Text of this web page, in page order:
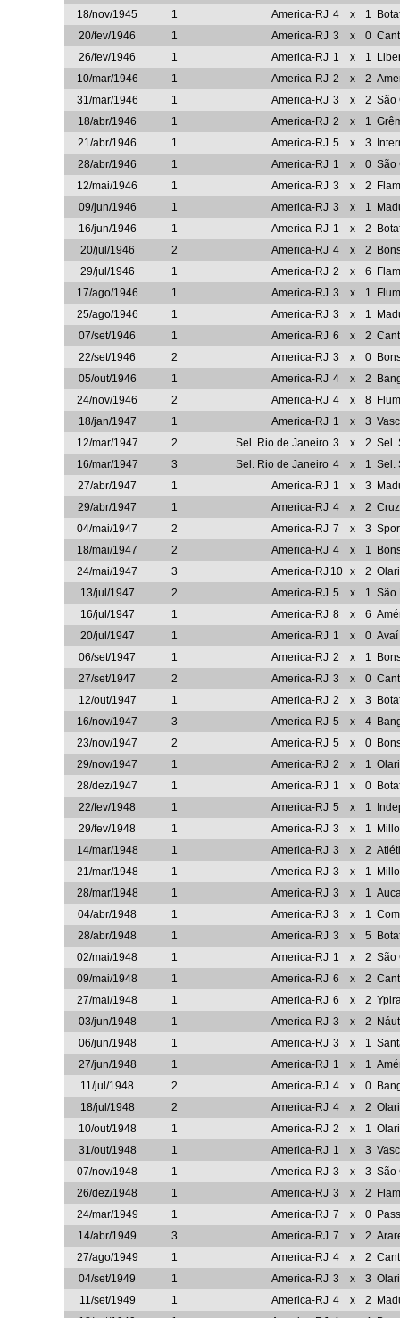
18/nov/1945
1 America-RJ 4 x 1
20/fev/1946
1 America-RJ 3 x 0
26/fev/1946
1 America-RJ 1 x 1
10/mar/1946
1 America-RJ 2 x 2
31/mar/1946
1 America-RJ 3 x 2 São
18/abr/1946
1 America-RJ 2 x 1
21/abr/1946
1 America-RJ 5 x 3
28/abr/1946
1 America-RJ 1 x 0 São
12/mai/1946
1 America-RJ 3 x 2
09/jun/1946
1 America-RJ 3 x 1
16/jun/1946
1 America-RJ 1 x 2
20/jul/1946
2 America-RJ 4 x 2
29/jul/1946
1 America-RJ 2 x 6
17/ago/1946
1 America-RJ 3 x 1
25/ago/1946
1 America-RJ 3 x 1
07/set/1946
1 America-RJ 6 x 2
22/set/1946
2 America-RJ 3 x 0
05/out/1946
1 America-RJ 4 x 2
24/nov/1946
2 America-RJ 4 x 8
18/jan/1947
1 America-RJ 1 x 3
12/mar/1947
2 Sel. Rio de Janeiro 3 x 2 Sel.
16/mar/1947
3 Sel. Rio de Janeiro 4 x 1 Sel.
27/abr/1947
1 America-RJ 1 x 3
29/abr/1947
1 America-RJ 4 x 2
04/mai/1947
2 America-RJ 7 x 3
18/mai/1947
2 America-RJ 4 x 1
24/mai/1947
3 America-RJ 10 x 2
13/jul/1947
2 America-RJ 5 x 1 São
16/jul/1947
1 America-RJ 8 x 6
20/jul/1947
1 America-RJ 1 x 0 Avaí
06/set/1947
1 America-RJ 2 x 1
27/set/1947
2 America-RJ 3 x 0
12/out/1947
1 America-RJ 2 x 3
16/nov/1947
3 America-RJ 5 x 4
23/nov/1947
2 America-RJ 5 x 0
29/nov/1947
1 America-RJ 2 x 1
28/dez/1947
1 America-RJ 1 x 0
22/fev/1948
1 America-RJ 5 x 1
29/fev/1948
1 America-RJ 3 x 1
14/mar/1948
1 America-RJ 3 x 2
21/mar/1948
1 America-RJ 3 x 1
28/mar/1948
1 America-RJ 3 x 1
04/abr/1948
1 America-RJ 3 x 1
28/abr/1948
1 America-RJ 3 x 5
02/mai/1948
1 America-RJ 1 x 2 São
09/mai/1948
1 America-RJ 6 x 2
27/mai/1948
1 America-RJ 6 x 2
03/jun/1948
1 America-RJ 3 x 2
06/jun/1948
1 America-RJ 3 x 1
27/jun/1948
1 America-RJ 1 x 1
11/jul/1948
2 America-RJ 4 x 0
18/jul/1948
2 America-RJ 4 x 2
10/out/1948
1 America-RJ 2 x 1
31/out/1948
1 America-RJ 1 x 3
07/nov/1948
1 America-RJ 3 x 3 São
26/dez/1948
1 America-RJ 3 x 2
24/mar/1949
1 America-RJ 7 x 0
14/abr/1949
3 America-RJ 7 x 2
27/ago/1949
1 America-RJ 4 x 2
04/set/1949
1 America-RJ 3 x 3
11/set/1949
1 America-RJ 4 x 2